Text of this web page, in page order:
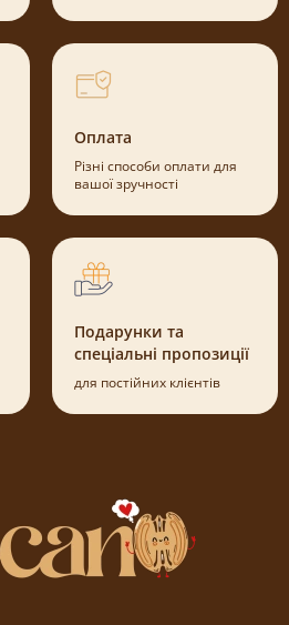
Оплата
Різні способи оплати для
вашої зручності
Подарунки та
спеціальні пропозиції
для постійних клієнтів